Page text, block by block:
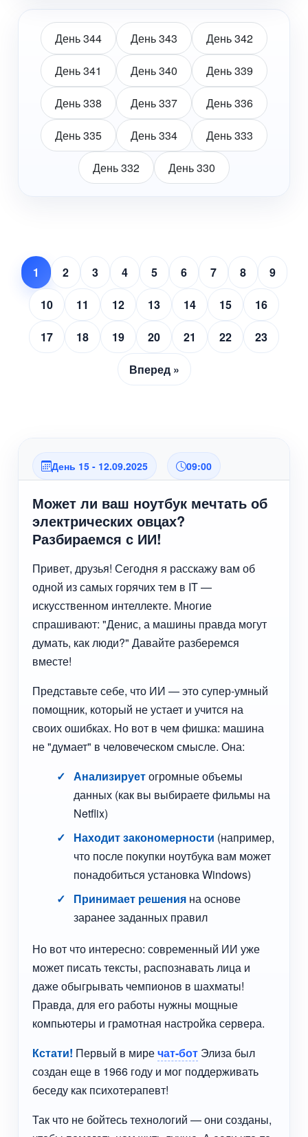
День 344 День 343 День 342
День 341 День 340 День 339
День 338 День 337 День 336
День 335 День 334 День 333
День 332 День 330
1 2 3 4 5 6 7 8 9
10 11 12 13 14 15 16
17 18 19 20 21 22 23
Вперед »
День 15 - 12.09.2025 09:00
Может ли ваш ноутбук мечтать об
электрических овцах?
Разбираемся с ИИ!
Привет, друзья! Сегодня я расскажу вам об
одной из самых горячих тем в IT —
искусственном интеллекте. Многие
спрашивают: "Денис, а машины правда могут
думать, как люди?" Давайте разберемся
вместе!
Представьте себе, что ИИ — это супер-умный
помощник, который не устает и учится на
своих ошибках. Но вот в чем фишка: машина
не "думает" в человеческом смысле. Она:
Анализируетогромные объемы
данных (как вы выбираете фильмы на
Netflix)
Находит закономерности (например,
что после покупки ноутбука вам может
понадобиться установка Windows)
Принимает решения на основе
заранее заданных правил
Но вот что интересно: современный ИИ уже
может писать тексты, распознавать лица и
даже обыгрывать чемпионов в шахматы!
Правда, для его работы нужны мощные
компьютеры и грамотная настройка сервера.
Кстати! Первый в миречат-бот Элиза был
создан еще в 1966 году и мог поддерживать
беседу как психотерапевт!
Так что не бойтесь технологий — они созданы,